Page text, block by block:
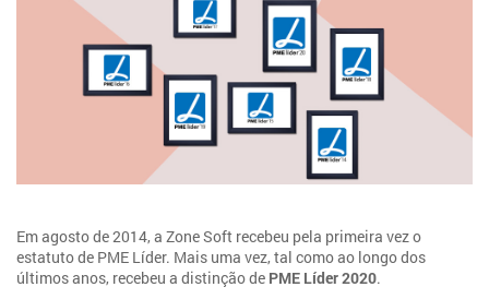
Em agosto de 2014, a Zone Soft recebeu pela primeira vez o
estatuto de PME Líder. Mais uma vez, tal como ao longo dos
últimos anos, recebeu a distinção de PME Líder 2020.